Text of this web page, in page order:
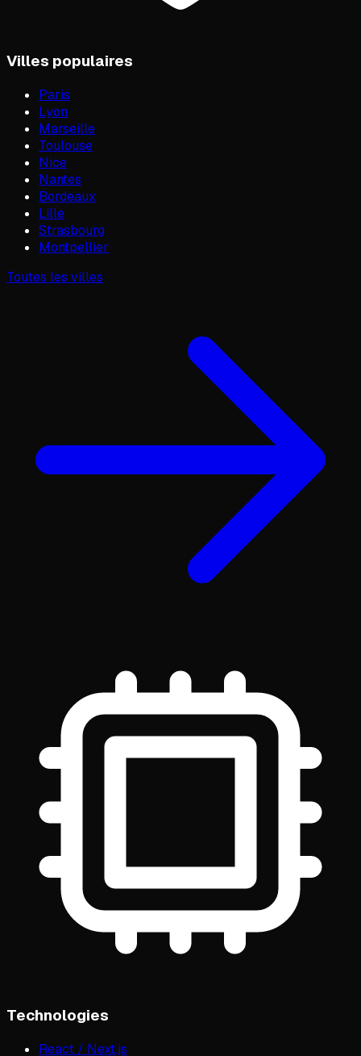
Villes populaires
Paris
Lyon
Marseille
Toulouse
Nice
Nantes
Bordeaux
Lille
Strasbourg
Montpellier
Toutes les villes
Technologies
React / Next.js